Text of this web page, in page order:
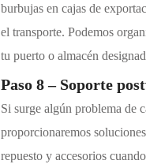
burbujas en cajas de
el transporte. Podemos
tu puerto o almacén
Paso 8 – Soporte
Si surge algún problema de
proporcionaremos
repuesto y accesorios